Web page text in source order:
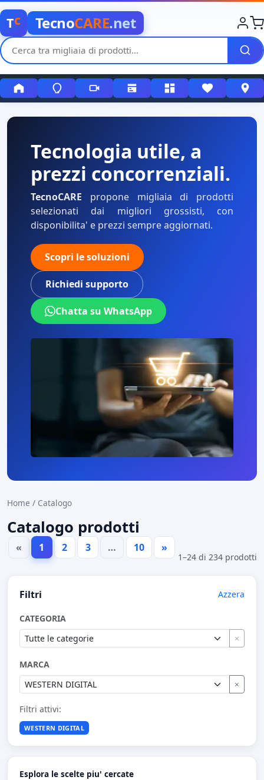
Tc TecnoCARE.net
Tecnologia utile, a
prezzi concorrenziali.
TecnoCARE propone migliaia di prodotti
selezionati dai migliori grossisti, con
disponibilita' e prezzi sempre aggiornati.
Scopri le soluzioni
Richiedi supporto
Chatta su WhatsApp
Home / Catalogo
Catalogo prodotti
« 1 2 3 … 10 »
1–24 di 234 prodotti
Filtri Azzera
CATEGORIA
×
MARCA
×
Filtri attivi:
WESTERN DIGITAL
Esplora le scelte piu' cercate